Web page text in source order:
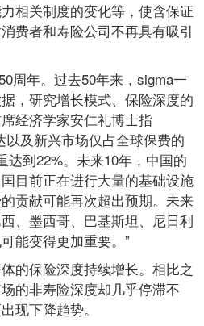
相关制度的变化等，使含保证
费者和寿险公司不再具有吸引
周年。过去50年来，sigma一
，研究增长模式、保险深度的
经济学家安仁礼博士指
以及新兴市场仅占全球保费的
达到22%。未来10年，中国的
目前正在进行大量的基础设施
贡献可能再次超出预期。未来
、墨西哥、巴基斯坦、尼日利
能变得更加重要。”
的保险深度持续增长。相比之
的非寿险深度却几乎停滞不
现下降趋势。